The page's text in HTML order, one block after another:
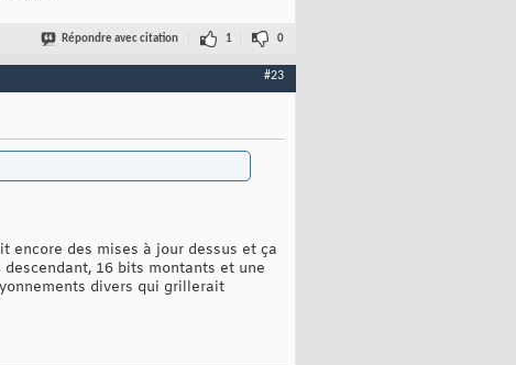
Répondre avec citation 1 0
#23
encore des mises à jour dessus et ça
16 bits montants et une
divers qui grillerait